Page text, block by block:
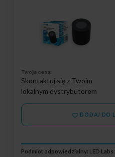
Twoja cena:
Skontaktuj się z Twoim
lokalnym dystrybutorem
DODAJ DO
Podmiot odpowiedzialny: LED